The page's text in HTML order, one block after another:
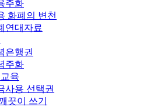
주화
화폐의 변천
연대자료
은행권
주화
육
사용 선택권
끗이 쓰기